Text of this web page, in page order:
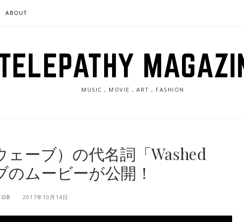
ABOUT
MUSIC , MOVIE , ART , FASHION
ーブ）の代名詞「Washed
のムービーが公開！
2017年10月14日